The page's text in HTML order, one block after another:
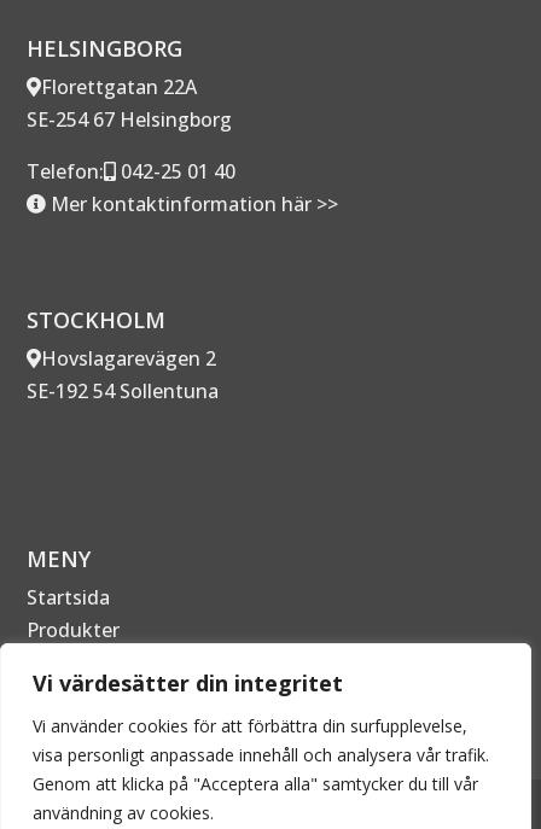
Vi värdesätter din integritet
Vi använder cookies för att förbättra din surfupplevelse,
visa personligt anpassade innehåll och analysera vår trafik.
Genom att klicka på "Acceptera alla" samtycker du till vår
användning av cookies.
HELSINGBORG
Florettgatan 22A
SE-254 67 Helsingborg
Telefon:
042-25 01 40
Mer kontaktinformation här >>
STOCKHOLM
Hovslagarevägen 2
SE-192 54 Sollentuna
MENY
Startsida
Produkter
Kontakta oss
2026 © EPECON AB - Alla rättigheter förbehållna. Kopiering